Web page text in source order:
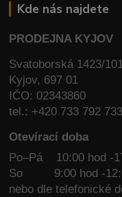
Kde nás najdete
PRODEJNA KYJOV
Svatoborská 1423/
Kyjov, 697 01
IČO: 02343860
tel.: +420 733 792 733
Otevírací doba
Po–Pá 10:00 hod -
So
9:00 hod -
nebo dle telefonické